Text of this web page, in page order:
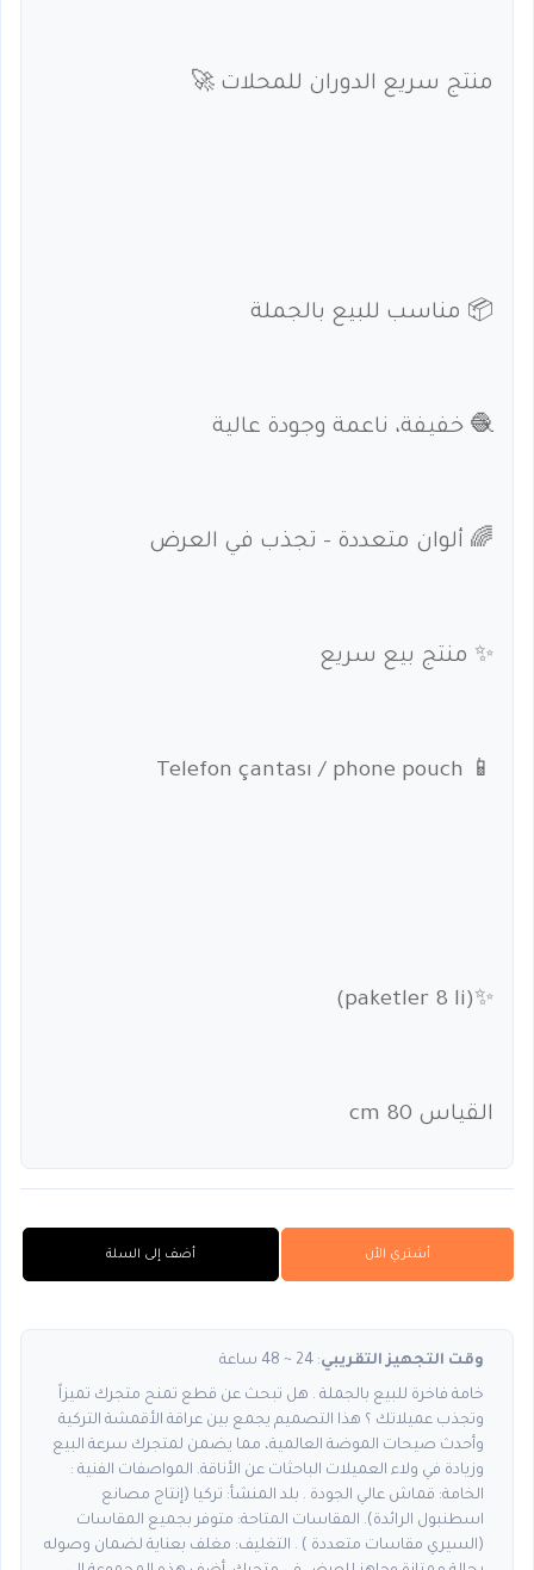
منتج سريع الدوران للمحلات 🚀
📦 مناسب للبيع بالجملة
🧶 خفيفة، ناعمة وجودة عالية
🌈 ألوان متعددة – تجذب في العرض
✨ منتج بيع سريع
📱 Telefon çantası / phone pouch
✨(paketler 8 li)
القياس 80 cm
أشتري الأن أضف إلى السلة
وقت التجهيز التقريبي: 24 ~ 48 ساعة
خامة فاخرة للبيع بالجملة . هل تبحث عن قطع تمنح متجرك تميزاً
وتجذب عميلاتك ؟ هذا التصميم يجمع بين عراقة الأقمشة التركية
وأحدث صيحات الموضة العالمية، مما يضمن لمتجرك سرعة البيع
وزيادة في ولاء العميلات الباحثات عن الأناقة. المواصفات الفنية :
الخامة: قماش عالي الجودة . بلد المنشأ: تركيا (إنتاج مصانع
اسطنبول الرائدة). المقاسات المتاحة: متوفر بجميع المقاسات
(السيري مقاسات متعددة ) . التغليف: مغلف بعناية لضمان وصوله